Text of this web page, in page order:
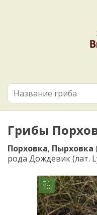
Грибы
Порховка, Пырховка
рода Дождевик (лат.